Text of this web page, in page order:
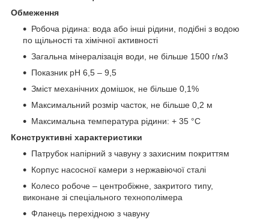
Обмеження
Робоча рідина: вода або інші рідини, подібні з водою
по щільності та хімічної активності
Загальна мінералізація води, не більше 1500 г/м3
Показник pH 6,5 – 9,5
Зміст механічних домішок, не більше 0,1%
Максимальний розмір часток, не більше 0,2 м
Максимальна температура рідини: + 35 °С
Конструктивні характеристики
Патрубок напірний з чавуну з захисним покриттям
Корпус насосної камери з нержавіючої сталі
Колесо робоче – центробіжне, закритого типу,
виконане зі спеціального технополімера
Фланець перехідною з чавуну